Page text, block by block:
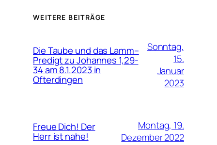
WEITERE BEITRÄGE
Die Taube und das Lamm–
Predigt zu Johannes 1,29-
34 am 8.1.2023 in
Ofterdingen
Sonntag,
15.
Januar
2023
Freue Dich! Der
Herr ist nahe!
Montag, 19.
Dezember 2022